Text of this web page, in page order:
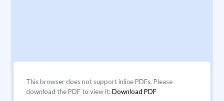
This browser does not support inline PDFs. Please
download the PDF to view it:Download PDF